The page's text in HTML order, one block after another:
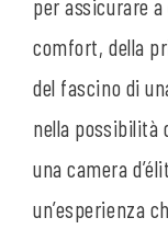
per assicurare
comfort, della
del fascino di
nella possibilità
una camera
un’esperienza